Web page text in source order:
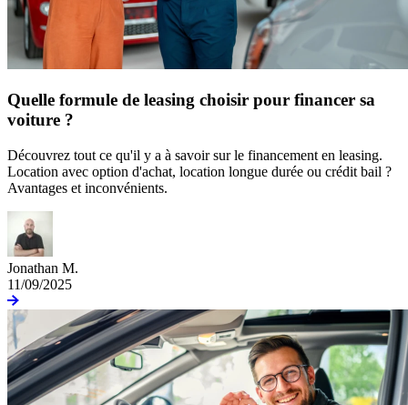
Quelle formule de leasing choisir pour financer sa
voiture ?
Découvrez tout ce qu'il y a à savoir sur le financement en leasing.
Location avec option d'achat, location longue durée ou crédit bail ?
Avantages et inconvénients.
Jonathan M.
11/09/2025